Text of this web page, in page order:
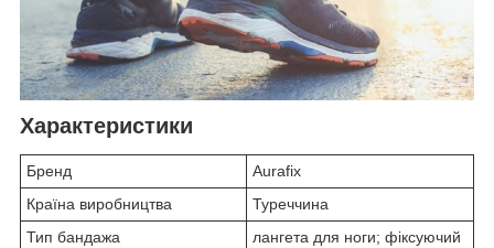
Характеристики
Бренд
Aurafix
Країна виробництва
Туреччина
Тип бандажа
лангета для ноги; фіксуючий